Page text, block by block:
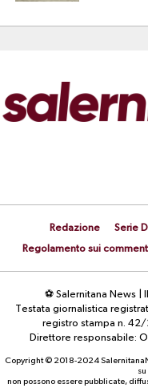
Redazione Serie D
Regolamento sui
⚽ Salernitana News |
Testata giornalistica
registro stampa n.
Direttore responsabile:
Copyright © 2018-2024
non possono essere pubblicate,